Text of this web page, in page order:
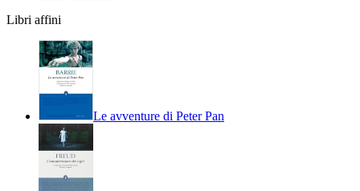
Libri affini
Le avventure di Peter Pan